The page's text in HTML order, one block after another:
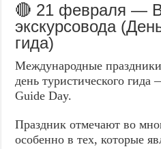
🔴 21 февраля —
экскурсовода
гида)
Международные
день туристического
Guide Day.
Праздник отмечают во
особенно в тех, которые